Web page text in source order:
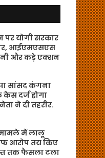
योगी सरकार
आईएमएसएस
और कड़े एक्शन
सांसद कंगना
दर्ज होगा
ने दी तहरीर.
मामले में लालू
आरोप तय किए
तक फैसला टला